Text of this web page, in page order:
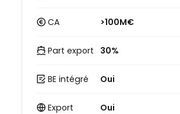
CA >100M€
Part export 30%
BE intégré Oui
Export Oui